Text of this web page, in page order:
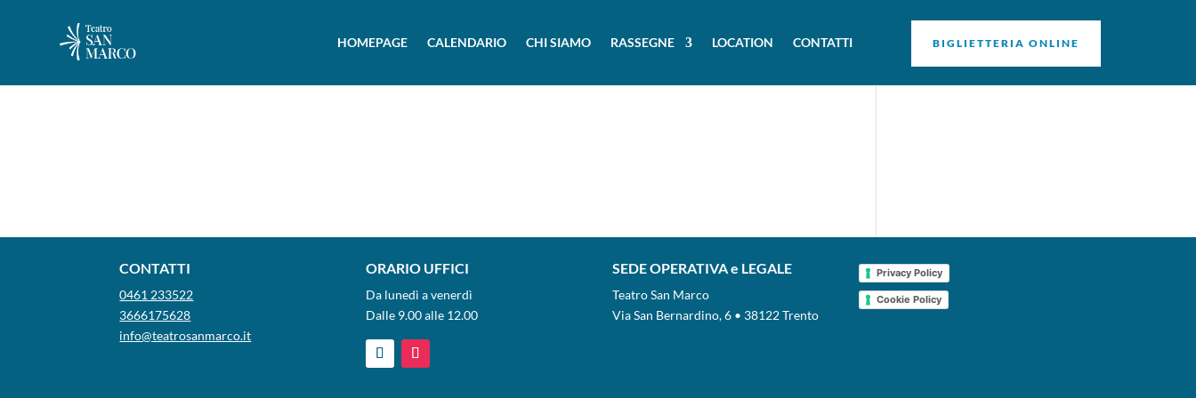
HOMEPAGE CALENDARIO CHI SIAMO RASSEGNE LOCATION CONTATTI BIGLIETTERIA ONLINE
CONTATTI
0461 233522
3666175628
info@teatrosanmarco.it
ORARIO UFFICI
Da lunedì a venerdì
Dalle 9.00 alle 12.00
SEDE OPERATIVA e LEGALE
Teatro San Marco
Via San Bernardino, 6 • 38122 Trento
Privacy Policy
Cookie Policy